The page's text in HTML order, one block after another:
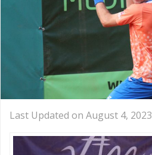
Last Updated on August 4, 2023